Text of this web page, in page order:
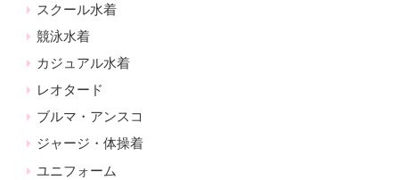
スクール水着
競泳水着
カジュアル水着
レオタード
ブルマ・アンスコ
ジャージ・体操着
ユニフォーム